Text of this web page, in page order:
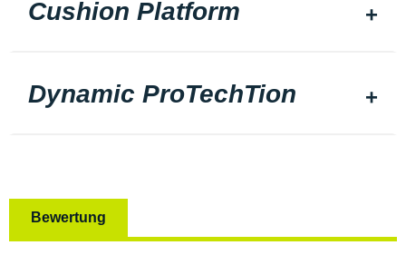
Cushion Platform
Dynamic ProTechTion
Bewertung